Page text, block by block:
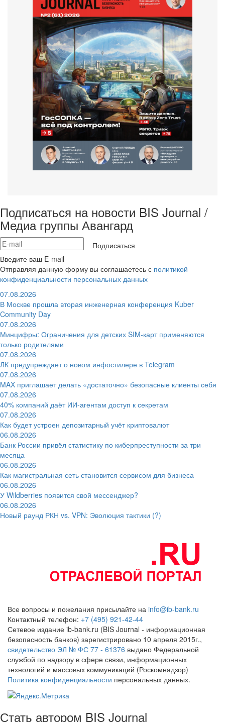
Подписаться на новости BIS Journal /
Медиа группы Авангард
Подписаться
Введите ваш E-mail
Отправляя данную форму вы соглашаетесь с политикой
конфиденциальности персональных данных
07.08.2026
В Москве прошла вторая инженерная конференция Kuber
Community Day
07.08.2026
Минцифры: Ограничения для детских SIM-карт применяются
только родителями
07.08.2026
ЛК предупреждает о новом инфостилере в Telegram
07.08.2026
MAX приглашает делать «достаточно» безопасные клиенты себя
07.08.2026
40% компаний даёт ИИ‑агентам доступ к секретам
07.08.2026
Как будет устроен депозитарный учёт криптовалют
06.08.2026
Банк России привёл статистику по киберпреступности за три
месяца
06.08.2026
Как магистральная сеть становится сервисом для бизнеса
06.08.2026
У Wildberries появится свой мессенджер?
06.08.2026
Новый раунд РКН vs. VPN: Эволюция тактики (?)
Все вопросы и пожелания присылайте на info@ib-bank.ru
Контактный телефон: +7 (495) 921-42-44
Сетевое издание ib-bank.ru (BIS Journal - информационная
безопасность банков) зарегистрировано 10 апреля 2015г.,
свидетельство ЭЛ № ФС 77 - 61376 выдано Федеральной
службой по надзору в сфере связи, информационных
технологий и массовых коммуникаций (Роскомнадзор)
Политика конфиденциальности персональных данных.
Стать автором BIS Journal